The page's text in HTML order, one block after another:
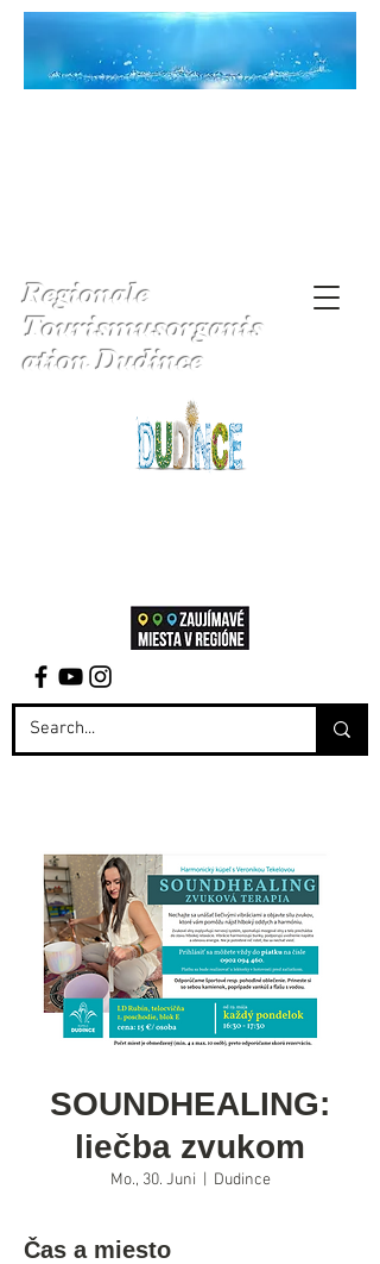
Regionale
Tourismusorganis
ation Dudince
SOUNDHEALING:
liečba zvukom
Mo., 30. Juni Dudince
Čas a miesto